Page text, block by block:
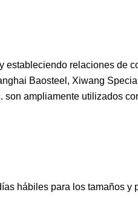
relaciones de
Baosteel, Xiwang
ampliamente utilizados
hábiles para los tamaños